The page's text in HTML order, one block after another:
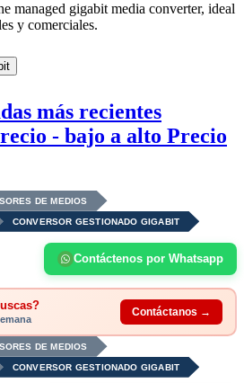
managed gigabit media converter, ideal
y comerciales.
más recientes
- bajo a alto Precio
DE MEDIOS
CONVERSOR GESTIONADO GIGABIT
Contáctenos por Whatsapp
Contáctanos →
DE MEDIOS
CONVERSOR GESTIONADO GIGABIT